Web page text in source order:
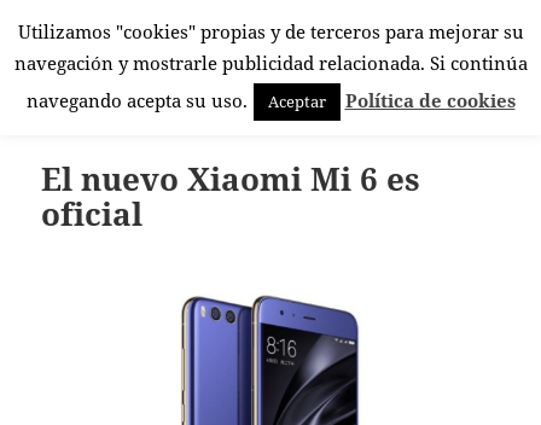
El Rincón Androide
MENÚ
Y
El nuevo Xiaomi Mi 6 es
oficial
Utilizamos "cookies" propias y de terceros para mejorar su
navegación y mostrarle publicidad relacionada. Si continúa
navegando acepta su uso.
Aceptar Política de cookies